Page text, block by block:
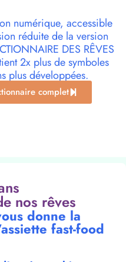
numérique, accessible
réduite de la version
DES RÊVES
2x plus de symboles
plus développées.
complet
nos rêves
donne la
fast-food